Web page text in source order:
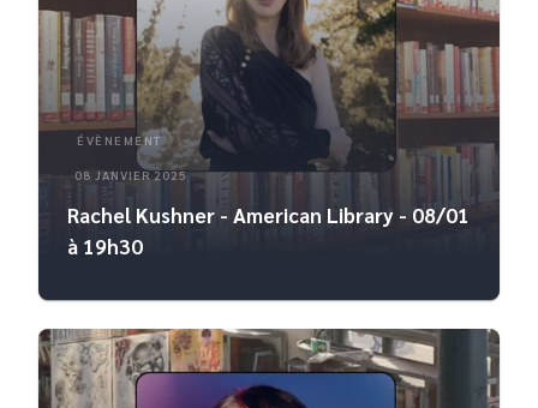
ÉVÈNEMENT
08 JANVIER 2025
Rachel Kushner - American Library - 08/01
à 19h30